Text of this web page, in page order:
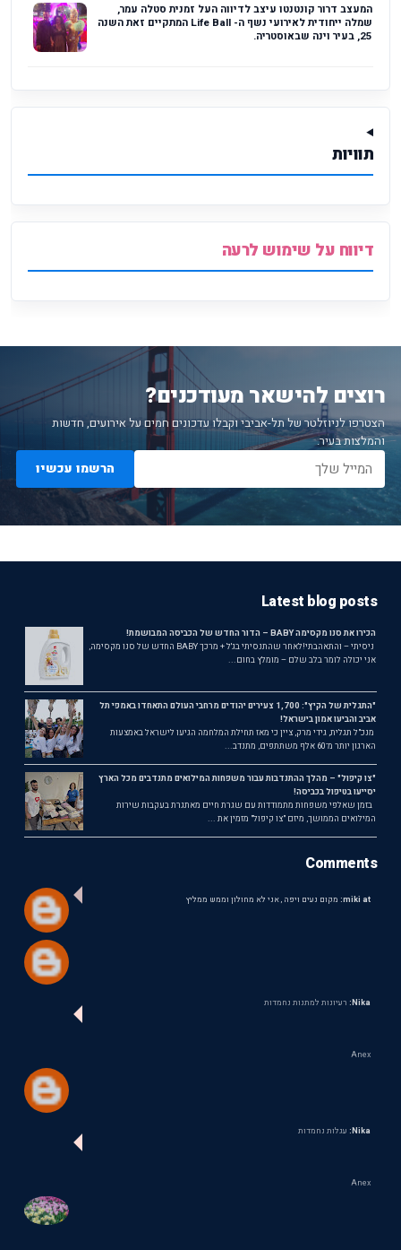
המעצב דרור קונטנטו עיצב לדיווה העל זמנית סטלה עמר,
שמלה ייחודית לאירועי נשף ה- Life Ball המתקיים זאת השנה
25, בעיר וינה שבאוסטריה.
תוויות
דיווח על שימוש לרעה
רוצים להישאר מעודכנים?
הצטרפו לניוזלטר של תל-אביבי וקבלו עדכונים חמים על אירועים, חדשות
והמלצות בעיר.
הרשמו עכשיו
Latest blog posts
הכירו את סנו מקסימה BABY – הדור החדש של הכביסה המבושמת!
ניסיתי – והתאהבתי!לאחר שהתנסיתי בג'ל + מרכך BABY החדש של סנו מקסימה,
אני יכולה לומר בלב שלם – מומלץ בחום...
"התגלית של הקיץ": 1,700 צעירים יהודים מרחבי העולם התאחדו באמפי תל
אביב והביעו אמון בישראל!
מנכ"ל תגלית, גידי מרק, ציין כי מאז תחילת המלחמה הגיעו לישראל באמצעות
הארגון יותר מ־60 אלף משתתפים, מתנדב...
"צו קיפול" – מהלך ההתנדבות עבור משפחות המילואים מתנדבים מכל הארץ
יסייעו בטיפול בכביסה!
בזמן שאלפי משפחות מתמודדות עם שגרת חיים מאתגרת בעקבות שירות
המילואים הממושך, מיזם "צו קיפול" מזמין את ...
Comments
miki at: מקום נעים ויפה , אני לא מחולון וממש ממליץ
Nika: רעיונות למתנות נחמדות
Anex
Nika: עגלות נחמדות
Anex